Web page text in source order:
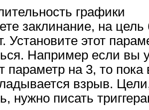
графики
заклинание, на
Установите этот
Например если вы
параметр на 3, то
взрыв. Цели,
нужно писать